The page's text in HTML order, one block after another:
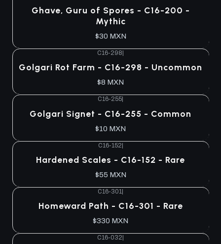
Ghave, Guru of Spores - C16-200 -
Mythic
$30 MXN
C16-298
Golgari Rot Farm - C16-298 - Uncommon
$8 MXN
C16-255
Golgari Signet - C16-255 - Common
$10 MXN
C16-152|
Hardened Scales - C16-152 - Rare
$55 MXN
C16-301
Homeward Path - C16-301 - Rare
$330 MXN
C16-032